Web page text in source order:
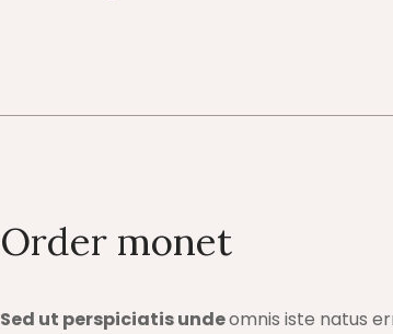
Order monet
Sed ut perspiciatis undeomnis iste natus